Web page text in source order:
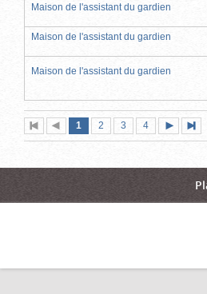
Maison de l'assistant du gardien
Maison de l'assistant du gardien
Maison de l'assistant du gardien
Première
page
Page
précédente
Page
1 (page
actuelle)
Page
2 Page
3 Page
4
suivante